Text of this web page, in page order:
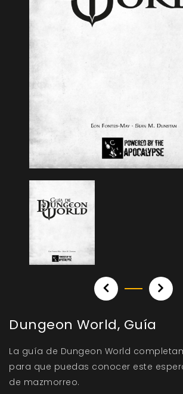
Dungeon World, Guía
La guía de Dungeon World
para que puedas conocer este
de mazmorreo.